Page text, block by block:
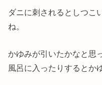
ダニに刺されるとしつこ
ね。
かゆみが引いたかなと思
風呂に入ったりするとか